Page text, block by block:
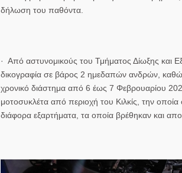
δήλωση του παθόντα.
· Από αστυνομικούς του Τμήματος Δίωξης και
δικογραφία σε βάρος 2 ημεδαπών ανδρών,
χρονικό διάστημα από 6 έως 7 Φεβρουαρίου
μοτοσυκλέτα από περιοχή του Κιλκίς, την
διάφορα εξαρτήματα, τα οποία βρέθηκαν και